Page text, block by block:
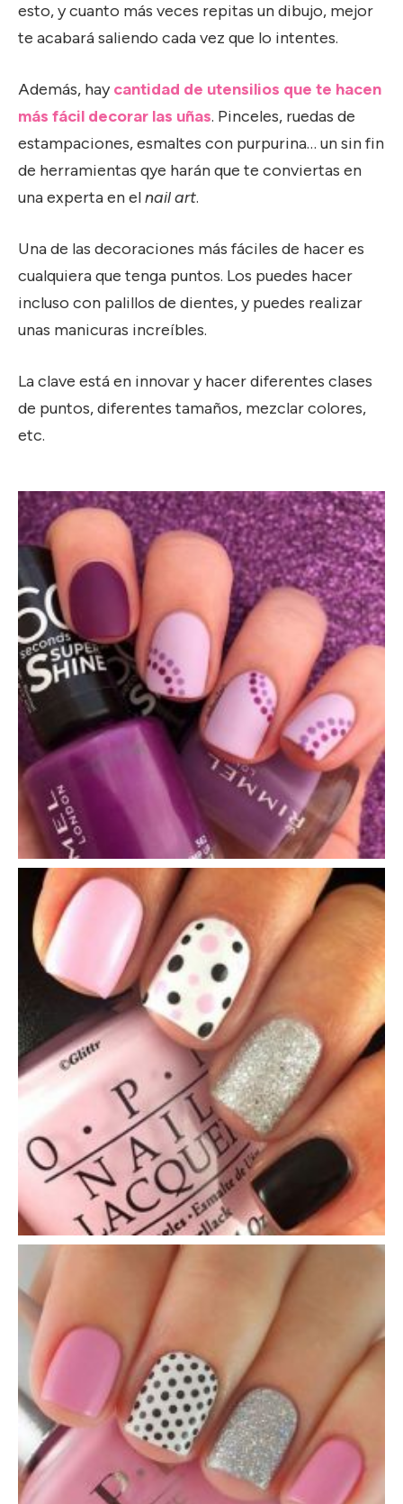
esto, y cuanto más veces repitas un dibujo, mejor
te acabará saliendo cada vez que lo intentes.
Además, haycantidad de utensilios que te hacen
más fácil decorar las uñas. Pinceles, ruedas de
estampaciones, esmaltes con purpurina… un sin fin
de herramientas qye harán que te conviertas en
una experta en elnail art.
Una de las decoraciones más fáciles de hacer es
cualquiera que tenga puntos. Los puedes hacer
incluso con palillos de dientes, y puedes realizar
unas manicuras increíbles.
La clave está en innovar y hacer diferentes clases
de puntos, diferentes tamaños, mezclar colores,
etc.